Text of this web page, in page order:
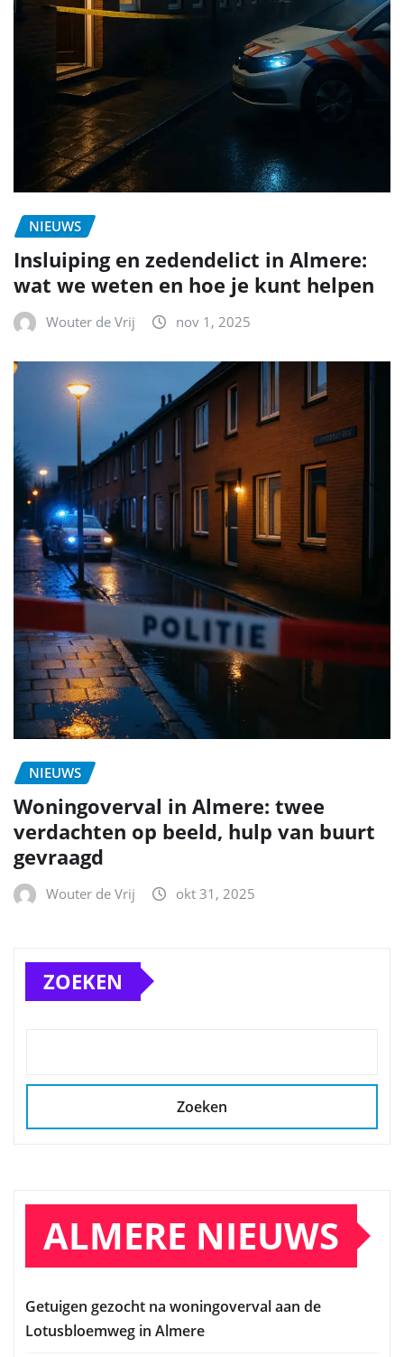
NIEUWS
Insluiping en zedendelict in Almere:
wat we weten en hoe je kunt helpen
Wouter de Vrij nov 1, 2025
NIEUWS
Woningoverval in Almere: twee
verdachten op beeld, hulp van buurt
gevraagd
Wouter de Vrij okt 31, 2025
ZOEKEN
Zoeken
ALMERE NIEUWS
Getuigen gezocht na woningoverval aan de
Lotusbloemweg in Almere